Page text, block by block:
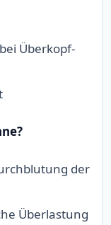
Überkopf-
der
Überlastung